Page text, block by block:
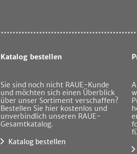
Katalog bestellen
Sie sind noch nicht RAUE-Kunde
und möchten sich einen Überblick
über unser Sortiment verschaffen?
Bestellen Sie hier kostenlos und
unverbindlich unseren RAUE-
Gesamtkatalog.
Katalog bestellen